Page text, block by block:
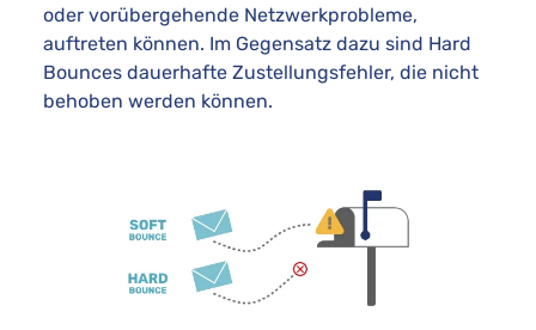
oder vorübergehende Netzwerkprobleme,
auftreten können. Im Gegensatz dazu sind Hard
Bounces dauerhafte Zustellungsfehler, die nicht
behoben werden können.